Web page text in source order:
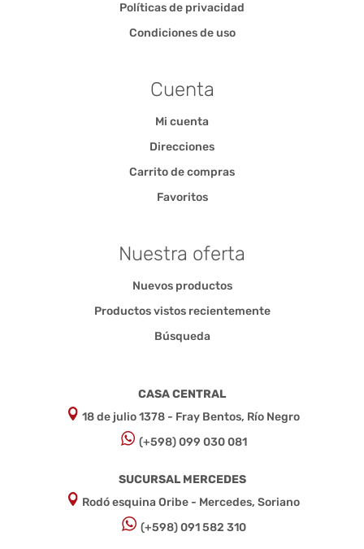
Políticas de privacidad
Condiciones de uso
Cuenta
Mi cuenta
Direcciones
Carrito de compras
Favoritos
Nuestra oferta
Nuevos productos
Productos vistos recientemente
Búsqueda
CASA CENTRAL
18 de julio 1378 - Fray Bentos, Río Negro
(+598) 099 030 081
SUCURSAL MERCEDES
Rodó esquina Oribe - Mercedes, Soriano
(+598) 091 582 310